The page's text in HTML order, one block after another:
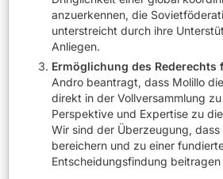
anzuerkennen, die
unterstreicht durch ihre
Anliegen.
Ermöglichung des Rederechts
Andro beantragt, dass Molillo
direkt in der Vollversammlung
Perspektive und Expertise zu
Wir sind der Überzeugung, dass
bereichern und zu einer
Entscheidungsfindung beitragen